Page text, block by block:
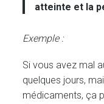
atteinte et la
Exemple :
Si vous avez mal
quelques jours,
médicaments, ça